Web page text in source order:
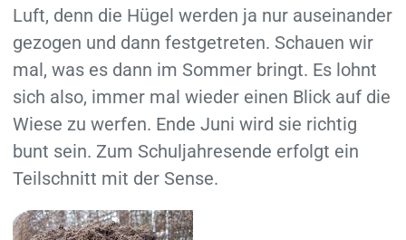
Luft, denn die Hügel werden ja nur auseinander
gezogen und dann festgetreten. Schauen wir
mal, was es dann im Sommer bringt. Es lohnt
sich also, immer mal wieder einen Blick auf die
Wiese zu werfen. Ende Juni wird sie richtig
bunt sein. Zum Schuljahresende erfolgt ein
Teilschnitt mit der Sense.